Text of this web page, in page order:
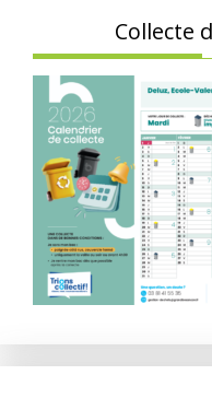
Collecte